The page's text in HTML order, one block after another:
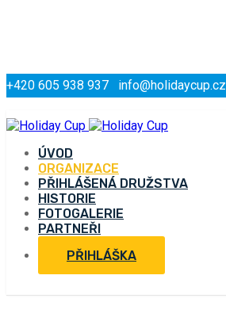
+420 605 938 937 info@holidaycup.cz
ÚVOD
ORGANIZACE
PŘIHLÁŠENÁ DRUŽSTVA
HISTORIE
FOTOGALERIE
PARTNEŘI
PŘIHLÁŠKA